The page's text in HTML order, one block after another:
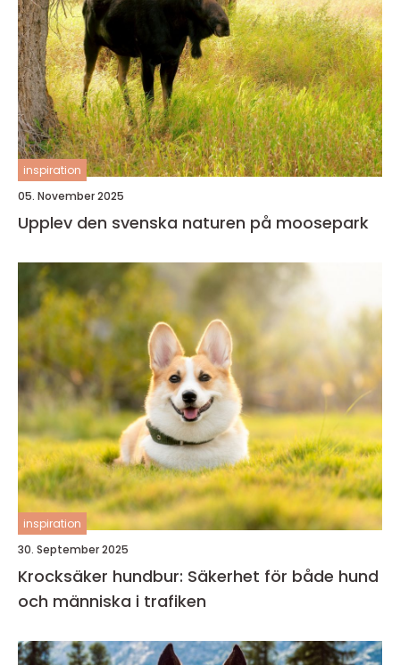
inspiration
05. November 2025
Upplev den svenska naturen på moosepark
inspiration
30. September 2025
Krocksäker hundbur: Säkerhet för både hund
och människa i trafiken